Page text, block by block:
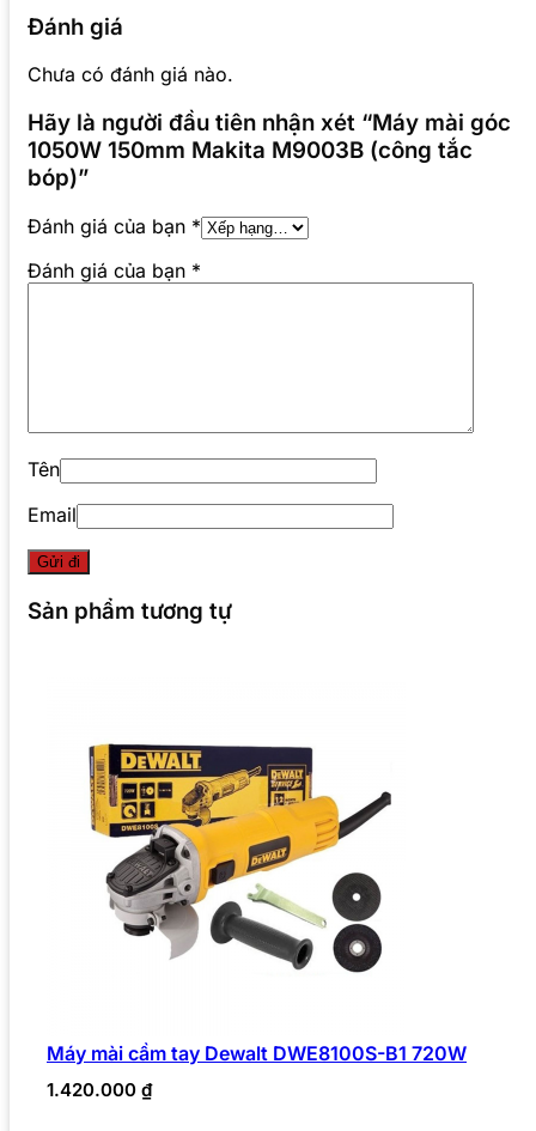
Đánh giá
Chưa có đánh giá nào.
Hãy là người đầu tiên nhận xét “Máy mài góc
1050W 150mm Makita M9003B (công tắc
bóp)”
Đánh giá của bạn *
Đánh giá của bạn *
Tên
Email
Sản phẩm tương tự
Máy mài cầm tay Dewalt DWE8100S-B1 720W
1.420.000 ₫